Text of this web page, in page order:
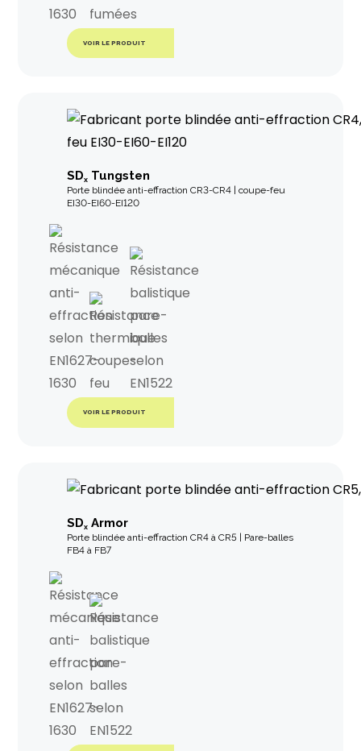
VOIR LE PRODUIT
SDxTungsten
Porte blindée anti-effraction CR3-CR4 | coupe-feu
EI30-EI60-EI120
VOIR LE PRODUIT
SDxArmor
Porte blindée anti-effraction CR4 à CR5 | Pare-balles
FB4 à FB7